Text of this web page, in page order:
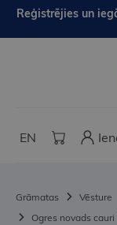
Reģistrējies un
EN
Grāmatas Vēsture
Ogres novads